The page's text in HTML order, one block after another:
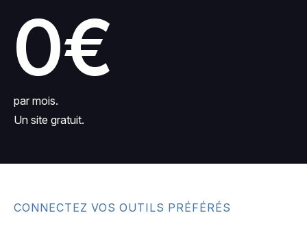
0€
par mois.
Un site gratuit.
CONNECTEZ VOS OUTILS PRÉFÉRÉS